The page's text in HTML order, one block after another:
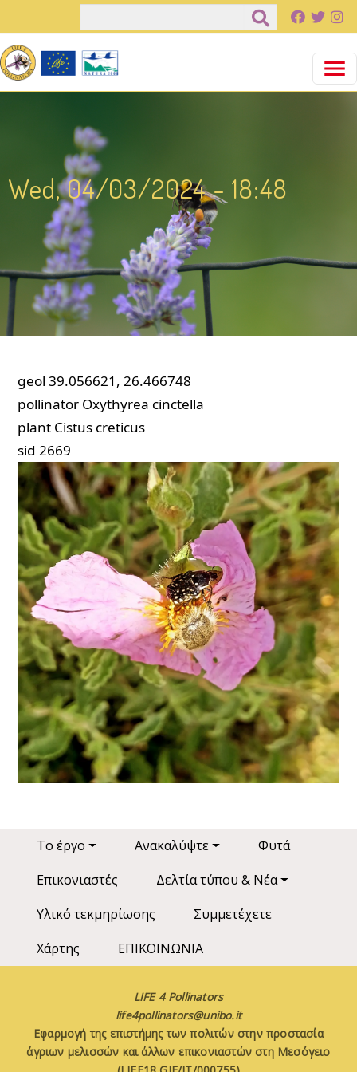
Παράκαμψη προς το κυρίως περιεχόμενο
Wed, 04/03/2024 - 18:48
geol 39.056621, 26.466748
pollinator Oxythyrea cinctella
plant Cistus creticus
sid 2669
Main navigation
Το έργο Ανακαλύψτε
Φυτά
Επικονιαστές
Δελτία τύπου & Νέα
Υλικό τεκμηρίωσης
Συμμετέχετε
Χάρτης
ΕΠΙΚΟΙΝΩΝΙΑ
LIFE 4 Pollinators
life4pollinators@unibo.it
Εφαρμογή της επιστήμης των πολιτών στην προστασία
άγριων μελισσών και άλλων επικονιαστών στη Μεσόγειο